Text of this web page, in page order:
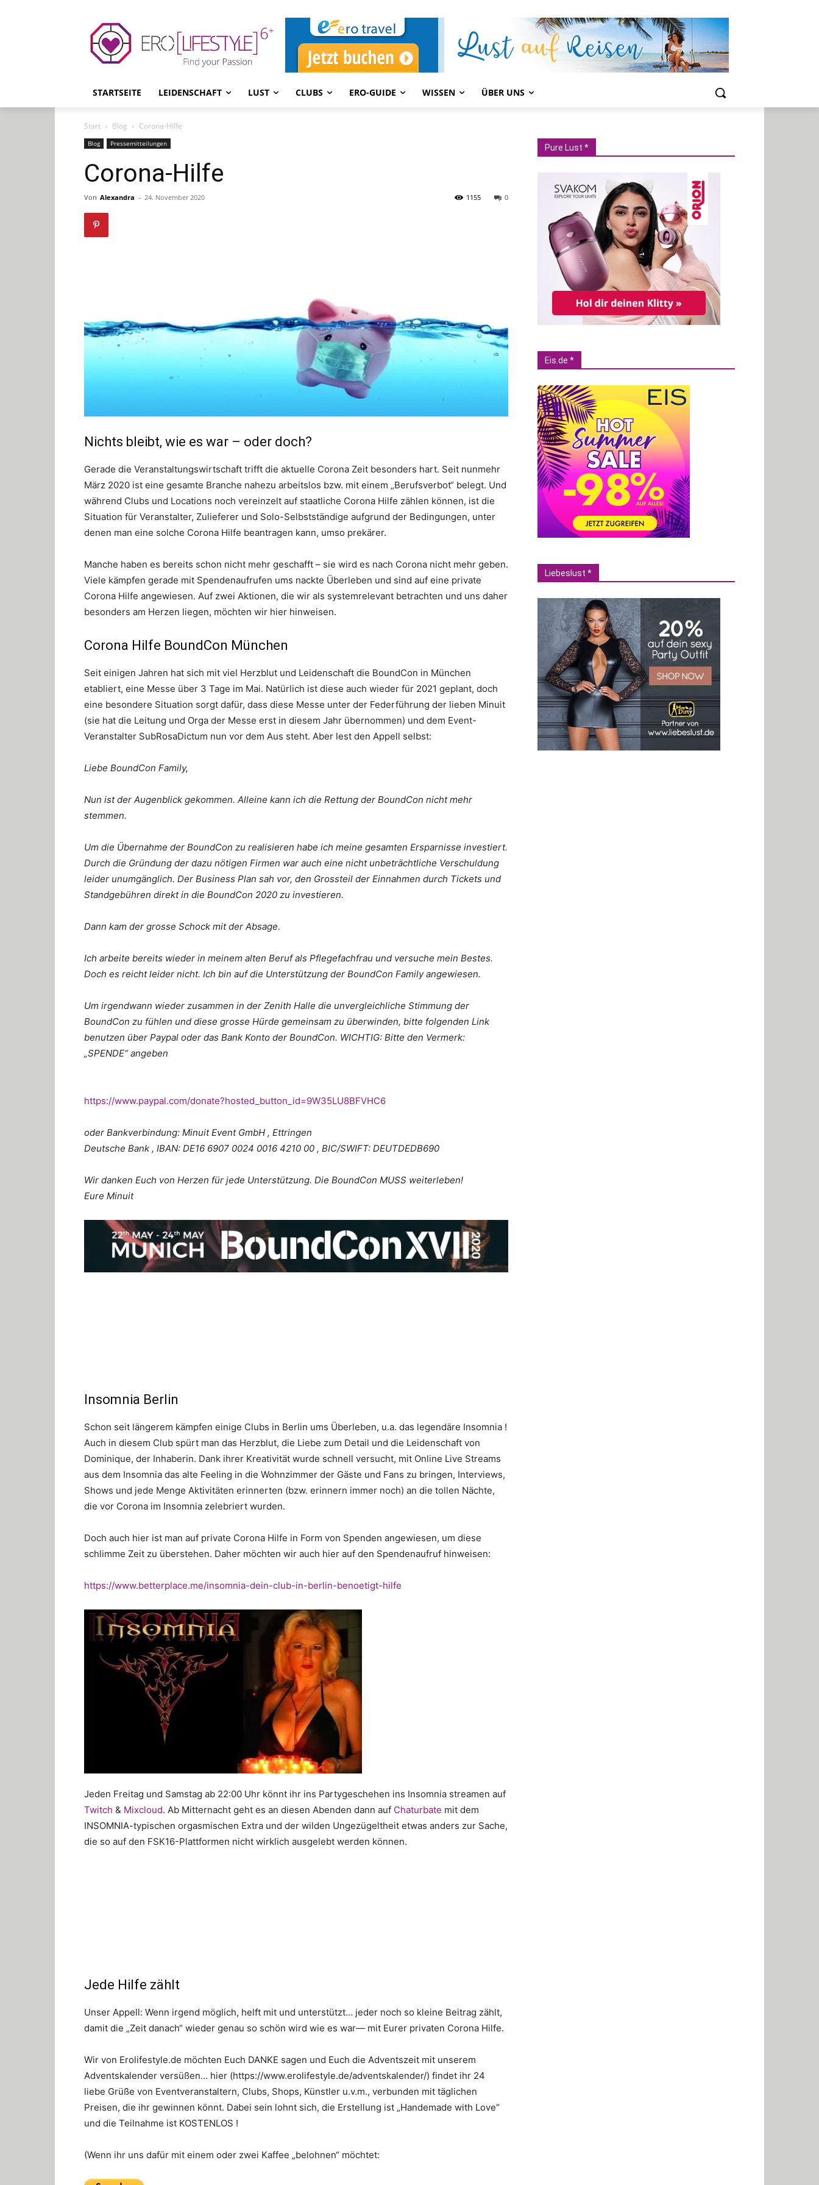
STARTSEITE LEIDENSCHAFT LUST CLUBS ERO-GUIDE WISSEN ÜBER UNS
Start Blog Corona-Hilfe
Blog Pressemitteilungen
Corona-Hilfe
Von Alexandra - 24. November 2020 0
1155
Nichts bleibt, wie es war – oder doch?
Gerade die Veranstaltungswirtschaft trifft die aktuelle Corona Zeit besonders hart. Seit nunmehr
März 2020 ist eine gesamte Branche nahezu arbeitslos bzw. mit einem „Berufsverbot“ belegt. Und
während Clubs und Locations noch vereinzelt auf staatliche Corona Hilfe zählen können, ist die
Situation für Veranstalter, Zulieferer und Solo-Selbstständige aufgrund der Bedingungen, unter
denen man eine solche Corona Hilfe beantragen kann, umso prekärer.
Manche haben es bereits schon nicht mehr geschafft – sie wird es nach Corona nicht mehr geben.
Viele kämpfen gerade mit Spendenaufrufen ums nackte Überleben und sind auf eine private
Corona Hilfe angewiesen. Auf zwei Aktionen, die wir als systemrelevant betrachten und uns daher
besonders am Herzen liegen, möchten wir hier hinweisen.
Corona Hilfe BoundCon München
Seit einigen Jahren hat sich mit viel Herzblut und Leidenschaft die BoundCon in München
etabliert, eine Messe über 3 Tage im Mai. Natürlich ist diese auch wieder für 2021 geplant, doch
eine besondere Situation sorgt dafür, dass diese Messe unter der Federführung der lieben Minuit
(sie hat die Leitung und Orga der Messe erst in diesem Jahr übernommen) und dem Event-
Veranstalter SubRosaDictum nun vor dem Aus steht. Aber lest den Appell selbst:
Liebe BoundCon Family,
Nun ist der Augenblick gekommen. Alleine kann ich die Rettung der BoundCon nicht mehr
stemmen.
Um die Übernahme der BoundCon zu realisieren habe ich meine gesamten Ersparnisse investiert.
Durch die Gründung der dazu nötigen Firmen war auch eine nicht unbeträchtliche Verschuldung
leider unumgänglich. Der Business Plan sah vor, den Grossteil der Einnahmen durch Tickets und
Standgebühren direkt in die BoundCon 2020 zu investieren.
Dann kam der grosse Schock mit der Absage.
Ich arbeite bereits wieder in meinem alten Beruf als Pflegefachfrau und versuche mein Bestes.
Doch es reicht leider nicht. Ich bin auf die Unterstützung der BoundCon Family angewiesen.
Um irgendwann wieder zusammen in der Zenith Halle die unvergleichliche Stimmung der
BoundCon zu fühlen und diese grosse Hürde gemeinsam zu überwinden, bitte folgenden Link
benutzen über Paypal oder das Bank Konto der BoundCon. WICHTIG: Bitte den Vermerk:
„SPENDE“ angeben
https://www.paypal.com/donate?hosted_button_id=9W35LU8BFVHC6
oder Bankverbindung: Minuit Event GmbH , Ettringen
Deutsche Bank , IBAN: DE16 6907 0024 0016 4210 00 , BIC/SWIFT: DEUTDEDB690
Wir danken Euch von Herzen für jede Unterstützung. Die BoundCon MUSS weiterleben!
Eure Minuit
Insomnia Berlin
Schon seit längerem kämpfen einige Clubs in Berlin ums Überleben, u.a. das legendäre Insomnia !
Auch in diesem Club spürt man das Herzblut, die Liebe zum Detail und die Leidenschaft von
Dominique, der Inhaberin. Dank ihrer Kreativität wurde schnell versucht, mit Online Live Streams
aus dem Insomnia das alte Feeling in die Wohnzimmer der Gäste und Fans zu bringen, Interviews,
Shows und jede Menge Aktivitäten erinnerten (bzw. erinnern immer noch) an die tollen Nächte,
die vor Corona im Insomnia zelebriert wurden.
Doch auch hier ist man auf private Corona Hilfe in Form von Spenden angewiesen, um diese
schlimme Zeit zu überstehen. Daher möchten wir auch hier auf den Spendenaufruf hinweisen:
https://www.betterplace.me/insomnia-dein-club-in-berlin-benoetigt-hilfe
Jeden Freitag und Samstag ab 22:00 Uhr könnt ihr ins Partygeschehen ins Insomnia streamen auf
Twitch & Mixcloud. Ab Mitternacht geht es an diesen Abenden dann auf Chaturbate mit dem
INSOMNIA-typischen orgasmischen Extra und der wilden Ungezügeltheit etwas anders zur Sache,
die so auf den FSK16-Plattformen nicht wirklich ausgelebt werden können.
Jede Hilfe zählt
Unser Appell: Wenn irgend möglich, helft mit und unterstützt… jeder noch so kleine Beitrag zählt,
damit die „Zeit danach“ wieder genau so schön wird wie es war— mit Eurer privaten Corona Hilfe.
Wir von Erolifestyle.de möchten Euch DANKE sagen und Euch die Adventszeit mit unserem
Adventskalender versüßen… hier (https://www.erolifestyle.de/adventskalender/) findet ihr 24
liebe Grüße von Eventveranstaltern, Clubs, Shops, Künstler u.v.m., verbunden mit täglichen
Preisen, die ihr gewinnen könnt. Dabei sein lohnt sich, die Erstellung ist „Handemade with Love“
und die Teilnahme ist KOSTENLOS !
(Wenn ihr uns dafür mit einem oder zwei Kaffee „belohnen“ möchtet:
Pure Lust *
Eis.de *
Liebeslust *